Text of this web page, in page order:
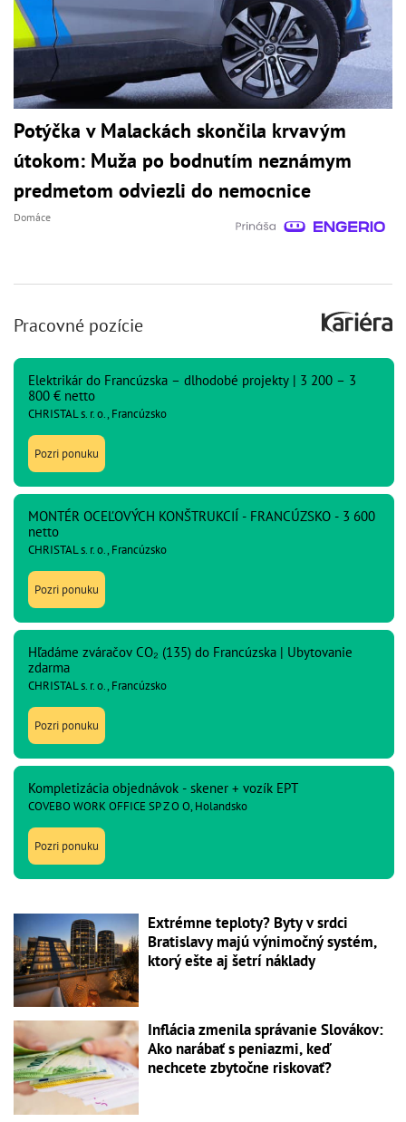
Potýčka v Malackách skončila krvavým
útokom: Muža po bodnutím neznámym
predmetom odviezli do nemocnice
Domáce
Pracovné pozície
Elektrikár do Francúzska – dlhodobé projekty | 3 200 – 3
800 € netto
CHRISTAL s. r. o., Francúzsko
Pozri ponuku
MONTÉR OCEĽOVÝCH KONŠTRUKCIÍ - FRANCÚZSKO - 3 600
netto
CHRISTAL s. r. o., Francúzsko
Pozri ponuku
Hľadáme zváračov CO₂ (135) do Francúzska | Ubytovanie
zdarma
CHRISTAL s. r. o., Francúzsko
Pozri ponuku
Kompletizácia objednávok - skener + vozík EPT
COVEBO WORK OFFICE SP Z O O, Holandsko
Pozri ponuku
Extrémne teploty? Byty v srdci
Bratislavy majú výnimočný systém,
ktorý ešte aj šetrí náklady
Inflácia zmenila správanie Slovákov:
Ako narábať s peniazmi, keď
nechcete zbytočne riskovať?